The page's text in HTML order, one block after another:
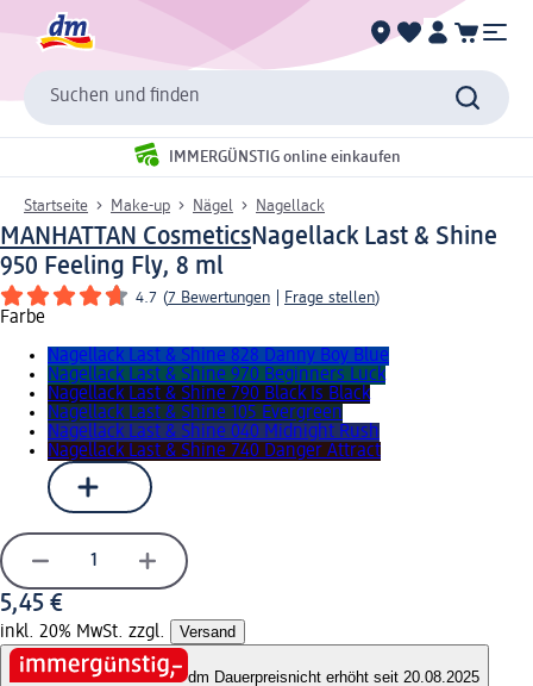
Suchen und finden
IMMERGÜNSTIG online einkaufen
Startseite Make-up Nägel Nagellack
MANHATTAN CosmeticsNagellack Last & Shine
950 Feeling Fly, 8 ml
4.7 (7 Bewertungen Frage stellen)
Farbe
Nagellack Last & Shine 828 Danny Boy Blue
Nagellack Last & Shine 970 Beginners Luck
Nagellack Last & Shine 790 Black Is Black
Nagellack Last & Shine 105 Evergreen
Nagellack Last & Shine 040 Midnight Rush
Nagellack Last & Shine 740 Danger Attract
5,45 €
inkl. 20% MwSt. zzgl. Versand
dm Dauerpreisnicht erhöht seit 20.08.2025